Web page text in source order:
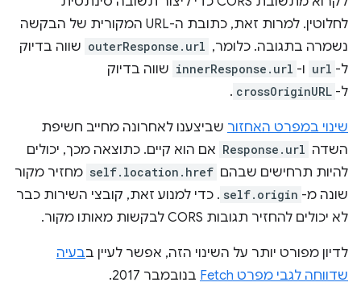
לחלוטין. למרות זאת, כתובת ה-URL המקורית של הבקשה
נשמרה בתגובה. כלומר, outerResponse.url שווה בדיוק
ל- url ו- innerResponse.url שווה בדיוק
ל- crossOriginURL
.
שינוי במפרט האחזור שביצענו לאחרונה מחייב חשיפת
השדה Response.url אם הוא קיים. כתוצאה מכך, יכולים
להיות תרחישים שבהם self.location.href מחזיר מקור
שונה מ- self.origin . כדי למנוע זאת, קובצי השירות כבר
לא יכולים להחזיר תגובות CORS לבקשות מאותו מקור.
לדיון מפורט יותר על השינוי הזה, אפשר לעיין בבעיה
שדווחה לגבי מפרט Fetch
בנובמבר 2017.